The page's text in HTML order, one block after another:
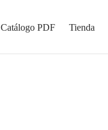
Catálogo PDF Tienda